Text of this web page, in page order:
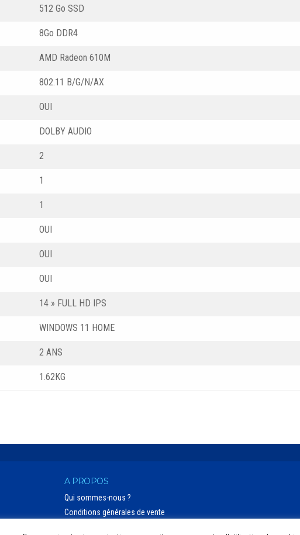
512 Go SSD
8Go DDR4
AMD Radeon 610M
802.11 B/G/N/AX
OUI
DOLBY AUDIO
2
1
1
OUI
OUI
OUI
14 » FULL HD IPS
WINDOWS 11 HOME
2 ANS
1.62KG
A PROPOS
Qui sommes-nous ?
Conditions générales de vente